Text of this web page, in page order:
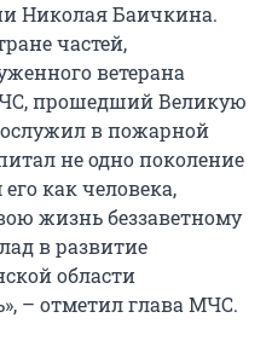
Николая Баичкина.
частей,
ветерана
прошедший Великую
в пожарной
не одно поколение
как человека,
жизнь беззаветному
в развитие
области
– отметил глава МЧС.